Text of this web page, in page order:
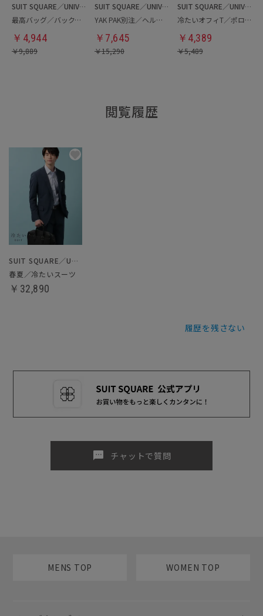
SUIT SQUARE／UNIVERSAL LANGUAGE
最高バッグ／バックパック
￥ 4,944
￥9,889
SUIT SQUARE／UNIVERSAL LANGUAGE
YAK PAK別注／ヘルメットバッグ
￥ 7,645
￥15,290
SUIT SQUARE／UNIVERSAL LANGUAGE
冷たいオフィT／ポロシャツ
￥ 4,389
￥5,489
閲覧履歴
SUIT SQUARE／UNIVERSAL LANGUAGE
春夏／冷たいスーツ
￥32,890
履歴を残さない
sms チャットで質問
MENS TOP WOMEN TOP